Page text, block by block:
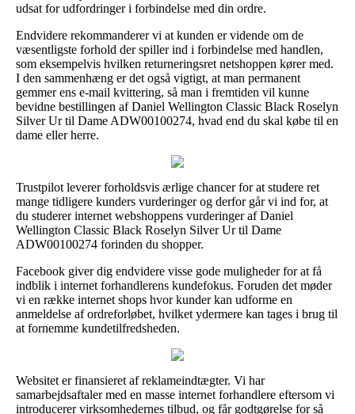
udsat for udfordringer i forbindelse med din ordre.
Endvidere rekommanderer vi at kunden er vidende om de
væsentligste forhold der spiller ind i forbindelse med handlen,
som eksempelvis hvilken returneringsret netshoppen kører med.
I den sammenhæng er det også vigtigt, at man permanent
gemmer ens e-mail kvittering, så man i fremtiden vil kunne
bevidne bestillingen af Daniel Wellington Classic Black Roselyn
Silver Ur til Dame ADW00100274, hvad end du skal købe til en
dame eller herre.
Trustpilot leverer forholdsvis ærlige chancer for at studere ret
mange tidligere kunders vurderinger og derfor går vi ind for, at
du studerer internet webshoppens vurderinger af Daniel
Wellington Classic Black Roselyn Silver Ur til Dame
ADW00100274 forinden du shopper.
Facebook giver dig endvidere visse gode muligheder for at få
indblik i internet forhandlerens kundefokus. Foruden det møder
vi en række internet shops hvor kunder kan udforme en
anmeldelse af ordreforløbet, hvilket ydermere kan tages i brug til
at fornemme kundetilfredsheden.
Websitet er finansieret af reklameindtægter. Vi har
samarbejdsaftaler med en masse internet forhandlere eftersom vi
introducerer virksomhedernes tilbud, og får godtgørelse for så